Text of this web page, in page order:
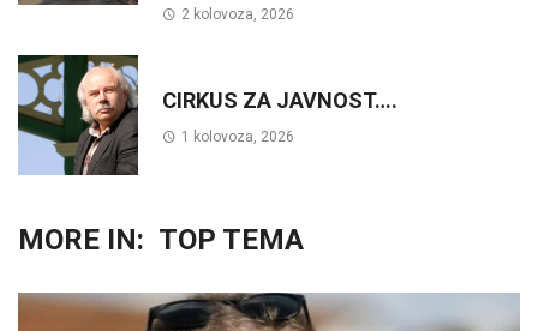
2 kolovoza, 2026
CIRKUS ZA JAVNOST….
1 kolovoza, 2026
MORE IN: TOP TEMA